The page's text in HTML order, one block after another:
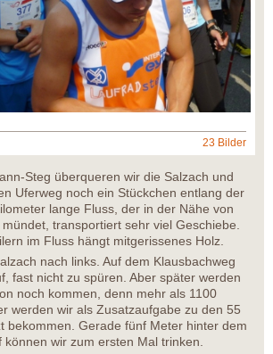
23 Bilder
Steg überqueren wir die Salzach und
Uferweg noch ein Stückchen entlang der
lange Fluss, der in der Nähe von
transportiert sehr viel Geschiebe.
im Fluss hängt mitgerissenes Holz.
nach links. Auf dem Klausbachweg
fast nicht zu spüren. Aber später werden
noch kommen, denn mehr als 1100
werden wir als Zusatzaufgabe zu den 55
bekommen. Gerade fünf Meter hinter dem
können wir zum ersten Mal trinken.